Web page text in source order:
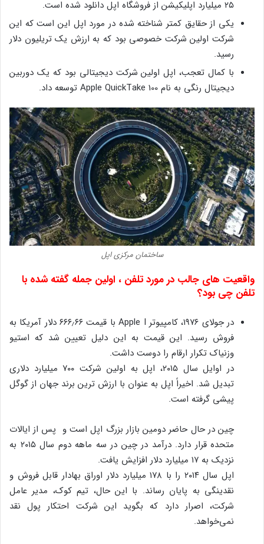
۲۵ میلیارد اپلیکیشن از فروشگاه اپل دانلود شده است.
یکی از حقایق کمتر شناخته شده در مورد اپل این است که این
شرکت اولین شرکت خصوصی بود که به ارزش یک تریلیون دلار
رسید.
با کمال تعجب، اپل اولین شرکت دیجیتالی بود که یک دوربین
دیجیتال رنگی به نام Apple QuickTake 100 توسعه داد.
ساختمان مرکزی اپل
واقعیت های جالب در مورد تلفن ، اولین جمله گفته شده با
تلفن چی بود؟
در جولای ۱۹۷۶، کامپیوتر Apple I با قیمت ۶۶۶٫۶۶ دلار آمریکا به
فروش رسید. این قیمت به این دلیل تعیین شد که استیو
وزنیاک تکرار ارقام را دوست داشت.
در اوایل سال ۲۰۱۵، اپل به اولین شرکت ۷۰۰ میلیارد دلاری
تبدیل شد. اخیراً اپل به عنوان با ارزش ترین برند جهان از گوگل
پیشی گرفته است.
چین در حال حاضر دومین بازار بزرگ اپل است و پس از ایالات
متحده قرار دارد. درآمد در چین در سه ماهه دوم سال ۲۰۱۵ به
نزدیک به ۱۷ میلیارد دلار افزایش یافت.
اپل سال ۲۰۱۴ را با ۱۷۸ میلیارد دلار اوراق بهادار قابل فروش و
نقدینگی به پایان رساند. با این حال، تیم کوک، مدیر عامل
شرکت، اصرار دارد که بگوید این شرکت احتکار پول نقد
نمی‌خواهد.